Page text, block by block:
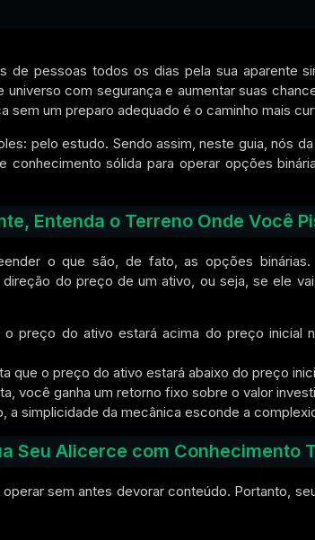
de pessoas todos os dias pela sua aparente
universo com segurança e aumentar suas
sem um preparo adequado é o caminho mais
pelo estudo. Sendo assim, neste guia, nós da
conhecimento sólida para operar opções
Entenda o Terreno Onde Você
o que são, de fato, as opções binárias.
do preço de um ativo, ou seja, se ele
o preço do ativo estaráacima do preço inicial
que o preço do ativo estará abaixo do preço
você ganha um retorno fixo sobre o valor
a simplicidade da mecânica esconde a
Seu Alicerce com Conhecimento
sem antes devorar conteúdo. Portanto,